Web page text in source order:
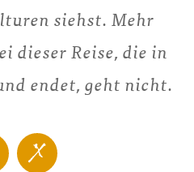
siehst. Mehr
dieser Reise, die in
endet, geht nicht.